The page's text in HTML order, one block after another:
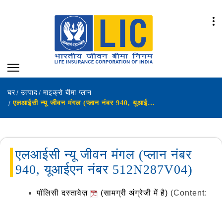
घर उत्पाद
माइक्रो बीमा प्लान
एलआईसी न्यू जीवन मंगल (प्लान नंबर 940, यूआईएन नंबर 512N287V04)
एलआईसी न्यू जीवन मंगल (प्लान नंबर
940, यूआईएन नंबर 512N287V04)
पॉलिसी दस्तावेज़ (सामग्री अंग्रेजी में है) (Content: